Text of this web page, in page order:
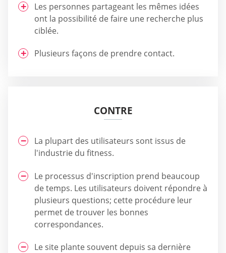
Les personnes partageant les mêmes idées
ont la possibilité de faire une recherche plus
ciblée.
Plusieurs façons de prendre contact.
CONTRE
La plupart des utilisateurs sont issus de
l'industrie du fitness.
Le processus d'inscription prend beaucoup
de temps. Les utilisateurs doivent répondre à
plusieurs questions; cette procédure leur
permet de trouver les bonnes
correspondances.
Le site plante souvent depuis sa dernière